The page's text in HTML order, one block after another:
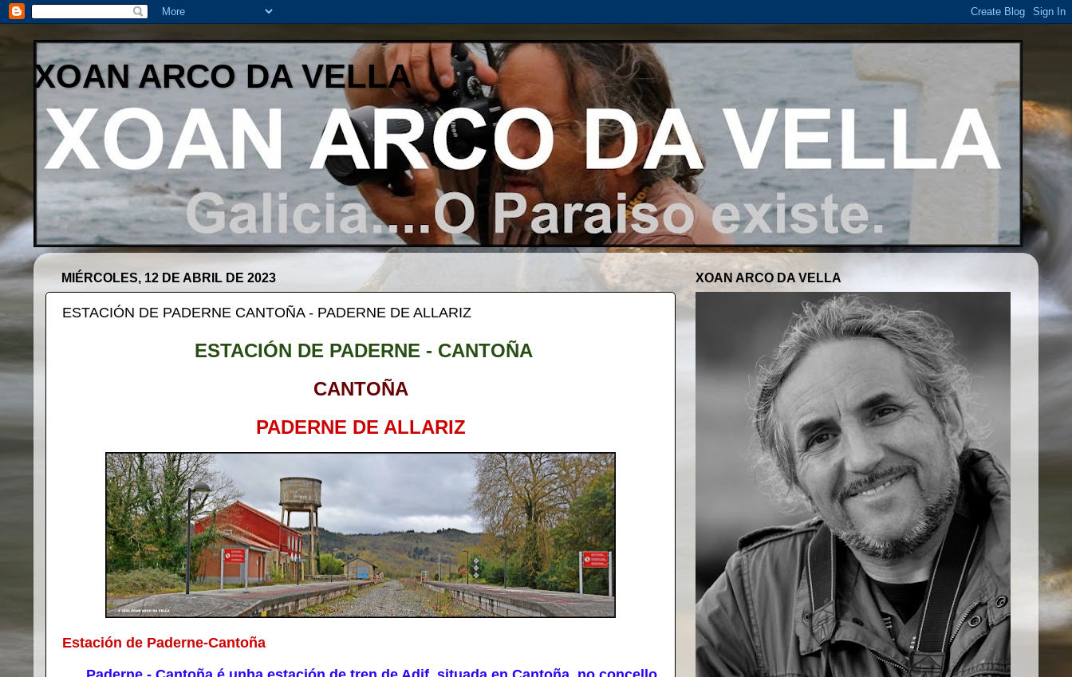
XOAN ARCO DA VELLA
MIÉRCOLES, 12 DE ABRIL DE 2023
ESTACIÓN DE PADERNE CANTOÑA - PADERNE DE ALLARIZ
ESTACIÓN DE PADERNE - CANTOÑA
CANTOÑA
PADERNE DE ALLARIZ
Estación de Paderne-Cantoña
XOAN ARCO DA VELLA